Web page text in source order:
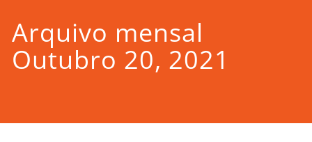
Arquivo mensal
Outubro 20, 2021